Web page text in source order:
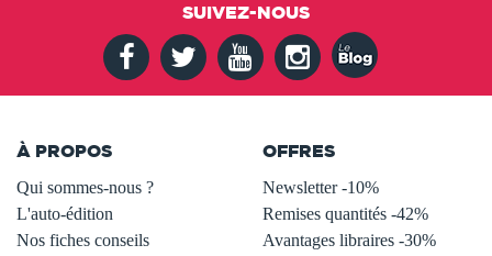
SUIVEZ-NOUS
À PROPOS
Qui sommes-nous ?
L'auto-édition
Nos fiches conseils
OFFRES
Newsletter -10%
Remises quantités -42%
Avantages libraires -30%